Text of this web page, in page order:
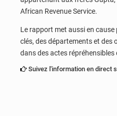
African Revenue Service.
Le rapport met aussi en
clés, des départements et des
dans des actes répréhensibles
Suivez l'information en direct